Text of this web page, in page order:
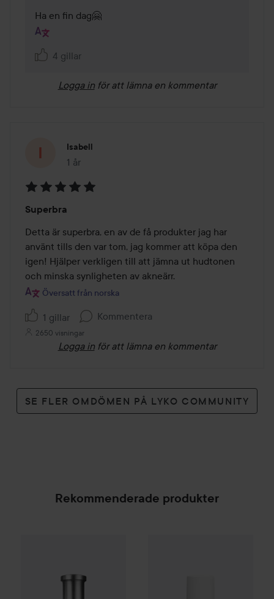
Ha en fin dag🤗
4 gillar
Logga in för att lämna en kommentar
Isabell
1 år
Inlägget skapades 1 år
5
av
5
Superbra
Detta är superbra, en av de få produkter jag har
använt tills den var tom, jag kommer att köpa den
igen! Hjälper verkligen till att jämna ut hudtonen
och minska synligheten av akneärr.
Översatt från norska
1 gillar Kommentera
2650 visningar
Logga in för att lämna en kommentar
SE FLER OMDÖMEN PÅ LYKO COMMUNITY
Rekommenderade produkter